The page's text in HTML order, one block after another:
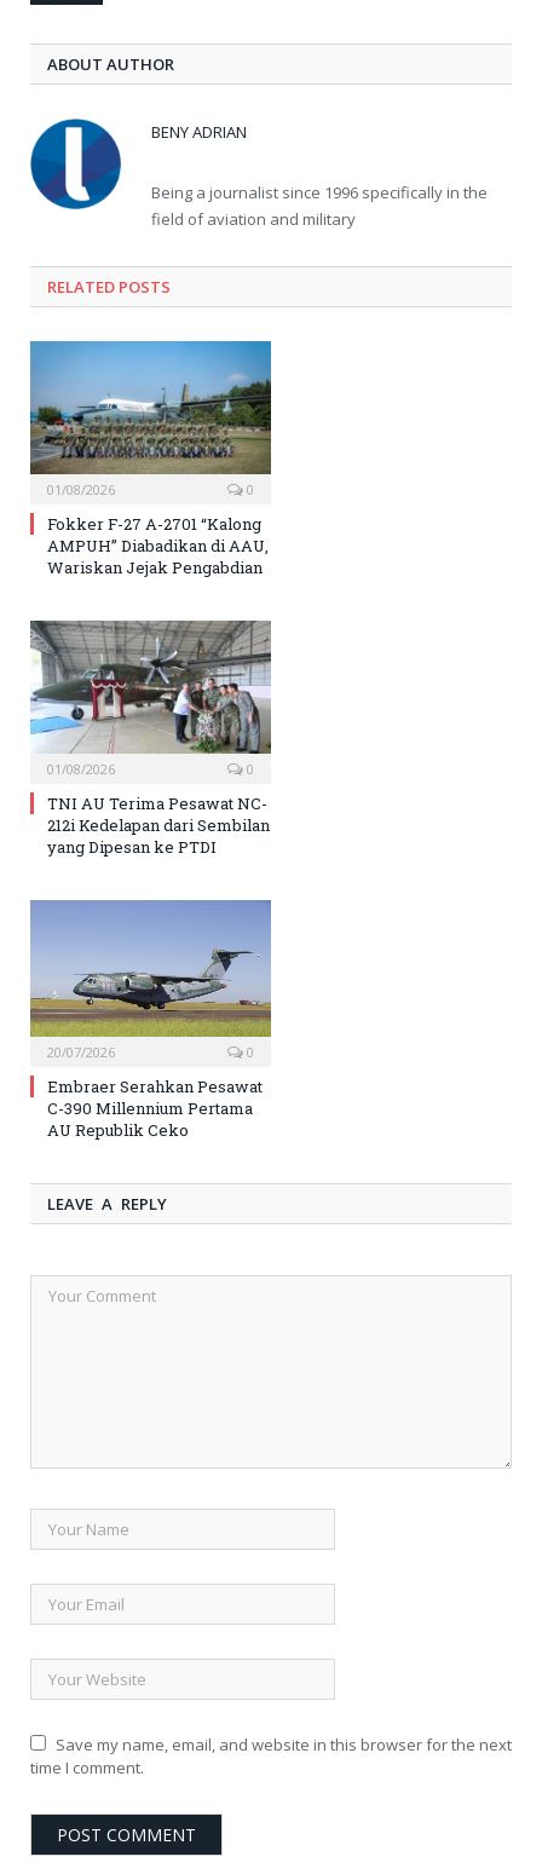
ABOUT AUTHOR
BENY ADRIAN
Being a journalist since 1996 specifically in the
field of aviation and military
RELATED POSTS
01/08/2026 0
Fokker F-27 A-2701 “Kalong
AMPUH” Diabadikan di AAU,
Wariskan Jejak Pengabdian
01/08/2026 0
TNI AU Terima Pesawat NC-
212i Kedelapan dari Sembilan
yang Dipesan ke PTDI
20/07/2026 0
Embraer Serahkan Pesawat
C-390 Millennium Pertama
AU Republik Ceko
LEAVE A REPLY
Save my name, email, and website in this browser for the next
time I comment.